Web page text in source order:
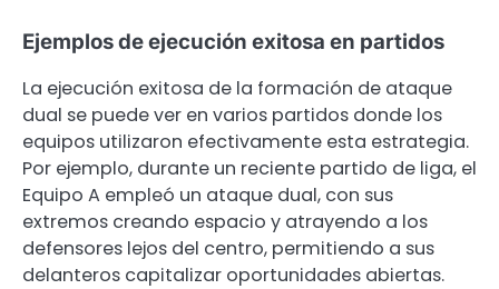
Ejemplos de ejecución exitosa en partidos
La ejecución exitosa de la formación de ataque
dual se puede ver en varios partidos donde los
equipos utilizaron efectivamente esta estrategia.
Por ejemplo, durante un reciente partido de liga, el
Equipo A empleó un ataque dual, con sus
extremos creando espacio y atrayendo a los
defensores lejos del centro, permitiendo a sus
delanteros capitalizar oportunidades abiertas.